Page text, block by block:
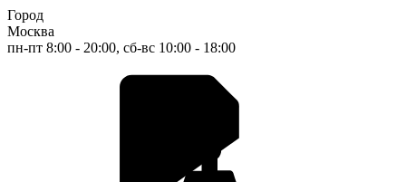
Город
Москва
пн-пт 8:00 - 20:00, сб-вс 10:00 - 18:00